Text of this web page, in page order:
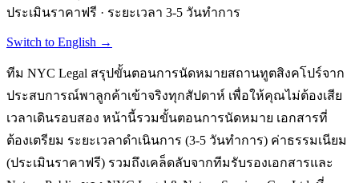
ประเมินราคาฟรี · ระยะเวลา 3-5 วันทำการ
Switch to English →
ทีม NYC Legal สรุปขั้นตอนการนัดหมายสถานทูตสิงคโปร์จาก
ประสบการณ์พาลูกค้าเข้าจริงทุกสัปดาห์ เพื่อให้คุณไม่ต้องเสีย
เวลาเดินรอบสอง หน้านี้รวมขั้นตอนการนัดหมาย เอกสารที่
ต้องเตรียม ระยะเวลาดำเนินการ (3-5 วันทำการ) ค่าธรรมเนียม
(ประเมินราคาฟรี) รวมถึงเคล็ดลับจากทีมรับรองเอกสารและ